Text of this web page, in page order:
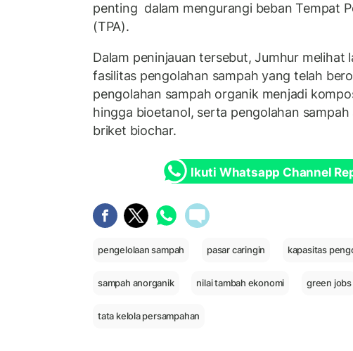
penting dalam mengurangi beban Tempat
(TPA).
Dalam peninjauan tersebut, Jumhur melihat
fasilitas pengolahan sampah yang telah
pengolahan sampah organik menjadi
hingga bioetanol, serta pengolahan
briket biochar.
Ikuti Whatsapp Channel
pengelolaan sampah pasar caringin kapasitas
sampah anorganik nilai tambah ekonomi green jobs
tata kelola persampahan